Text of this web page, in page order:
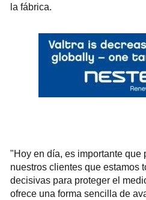
la fábrica.
"Hoy en día, es importante que
nuestros clientes que estamos
decisivas para proteger el
ofrece una forma sencilla de